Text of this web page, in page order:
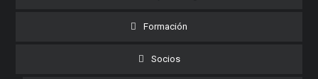
Formación
Socios